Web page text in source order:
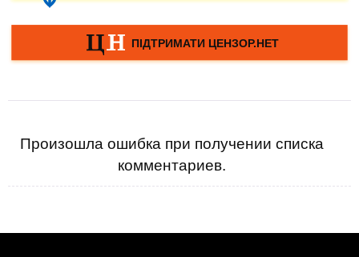
Произошла ошибка при получении списка
комментариев.